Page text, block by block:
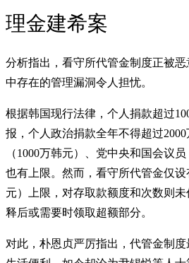
理金建希案
分析指出，看守所代管金制度正被
中存在的管理漏洞令人担忧。
根据韩国现行法律，个人捐款超过
报，个人政治捐款全年不得超过
（1000万韩元）、党中央和国会议
也有上限。然而，看守所代管金仅
元）上限，对存取款额度和次数则
释后或需要时领取超额部分。
对此，朴恩贞严厉指出，代管金制